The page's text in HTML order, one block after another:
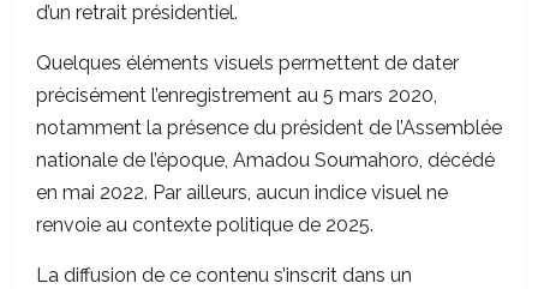
d’un retrait présidentiel.
Quelques éléments visuels permettent de dater
précisément l’enregistrement au 5 mars 2020,
notamment la présence du président de l’Assemblée
nationale de l’époque, Amadou Soumahoro, décédé
en mai 2022. Par ailleurs, aucun indice visuel ne
renvoie au contexte politique de 2025.
La diffusion de ce contenu s’inscrit dans un